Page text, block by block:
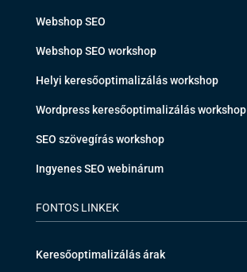
Webshop SEO
Webshop SEO workshop
Helyi keresőoptimalizálás workshop
Wordpress keresőoptimalizálás workshop
SEO szövegírás workshop
Ingyenes SEO webinárum
FONTOS LINKEK
Keresőoptimalizálás árak